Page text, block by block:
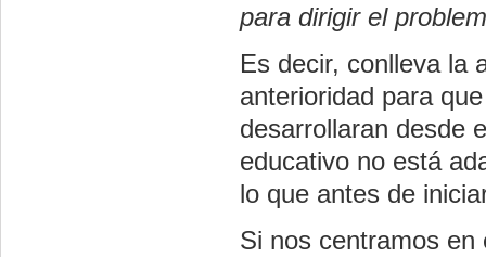
para dirigir el
Es decir, conlleva la
anterioridad para
desarrollaran desde
educativo no está
lo que antes de
Si nos centramos en